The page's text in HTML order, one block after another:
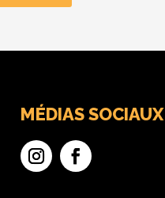
MÉDIAS SOCIAUX